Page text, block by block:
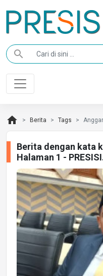
search
home Berita Tags
Berita dengan kata
Halaman 1 -